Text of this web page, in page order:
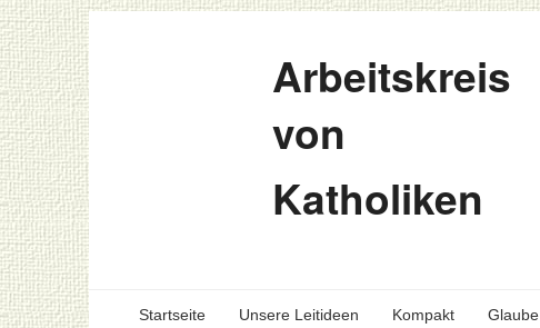
Arbeitskreis
von
Katholiken
Startseite Unsere Leitideen Kompakt